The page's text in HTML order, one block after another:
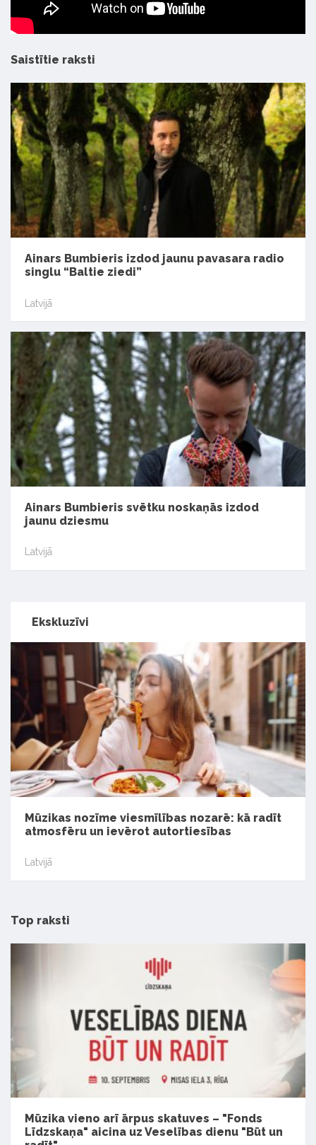
Saistītie raksti
Ainars Bumbieris izdod jaunu pavasara radio
singlu “Baltie ziedi”
Latvijā
Ainars Bumbieris svētku noskaņās izdod
jaunu dziesmu
Latvijā
Ekskluzīvi
Mūzikas nozīme viesmīlības nozarē: kā radīt
atmosfēru un ievērot autortiesības
Latvijā
Top raksti
Mūzika vieno arī ārpus skatuves – "Fonds
Līdzskaņa" aicina uz Veselības dienu "Būt un